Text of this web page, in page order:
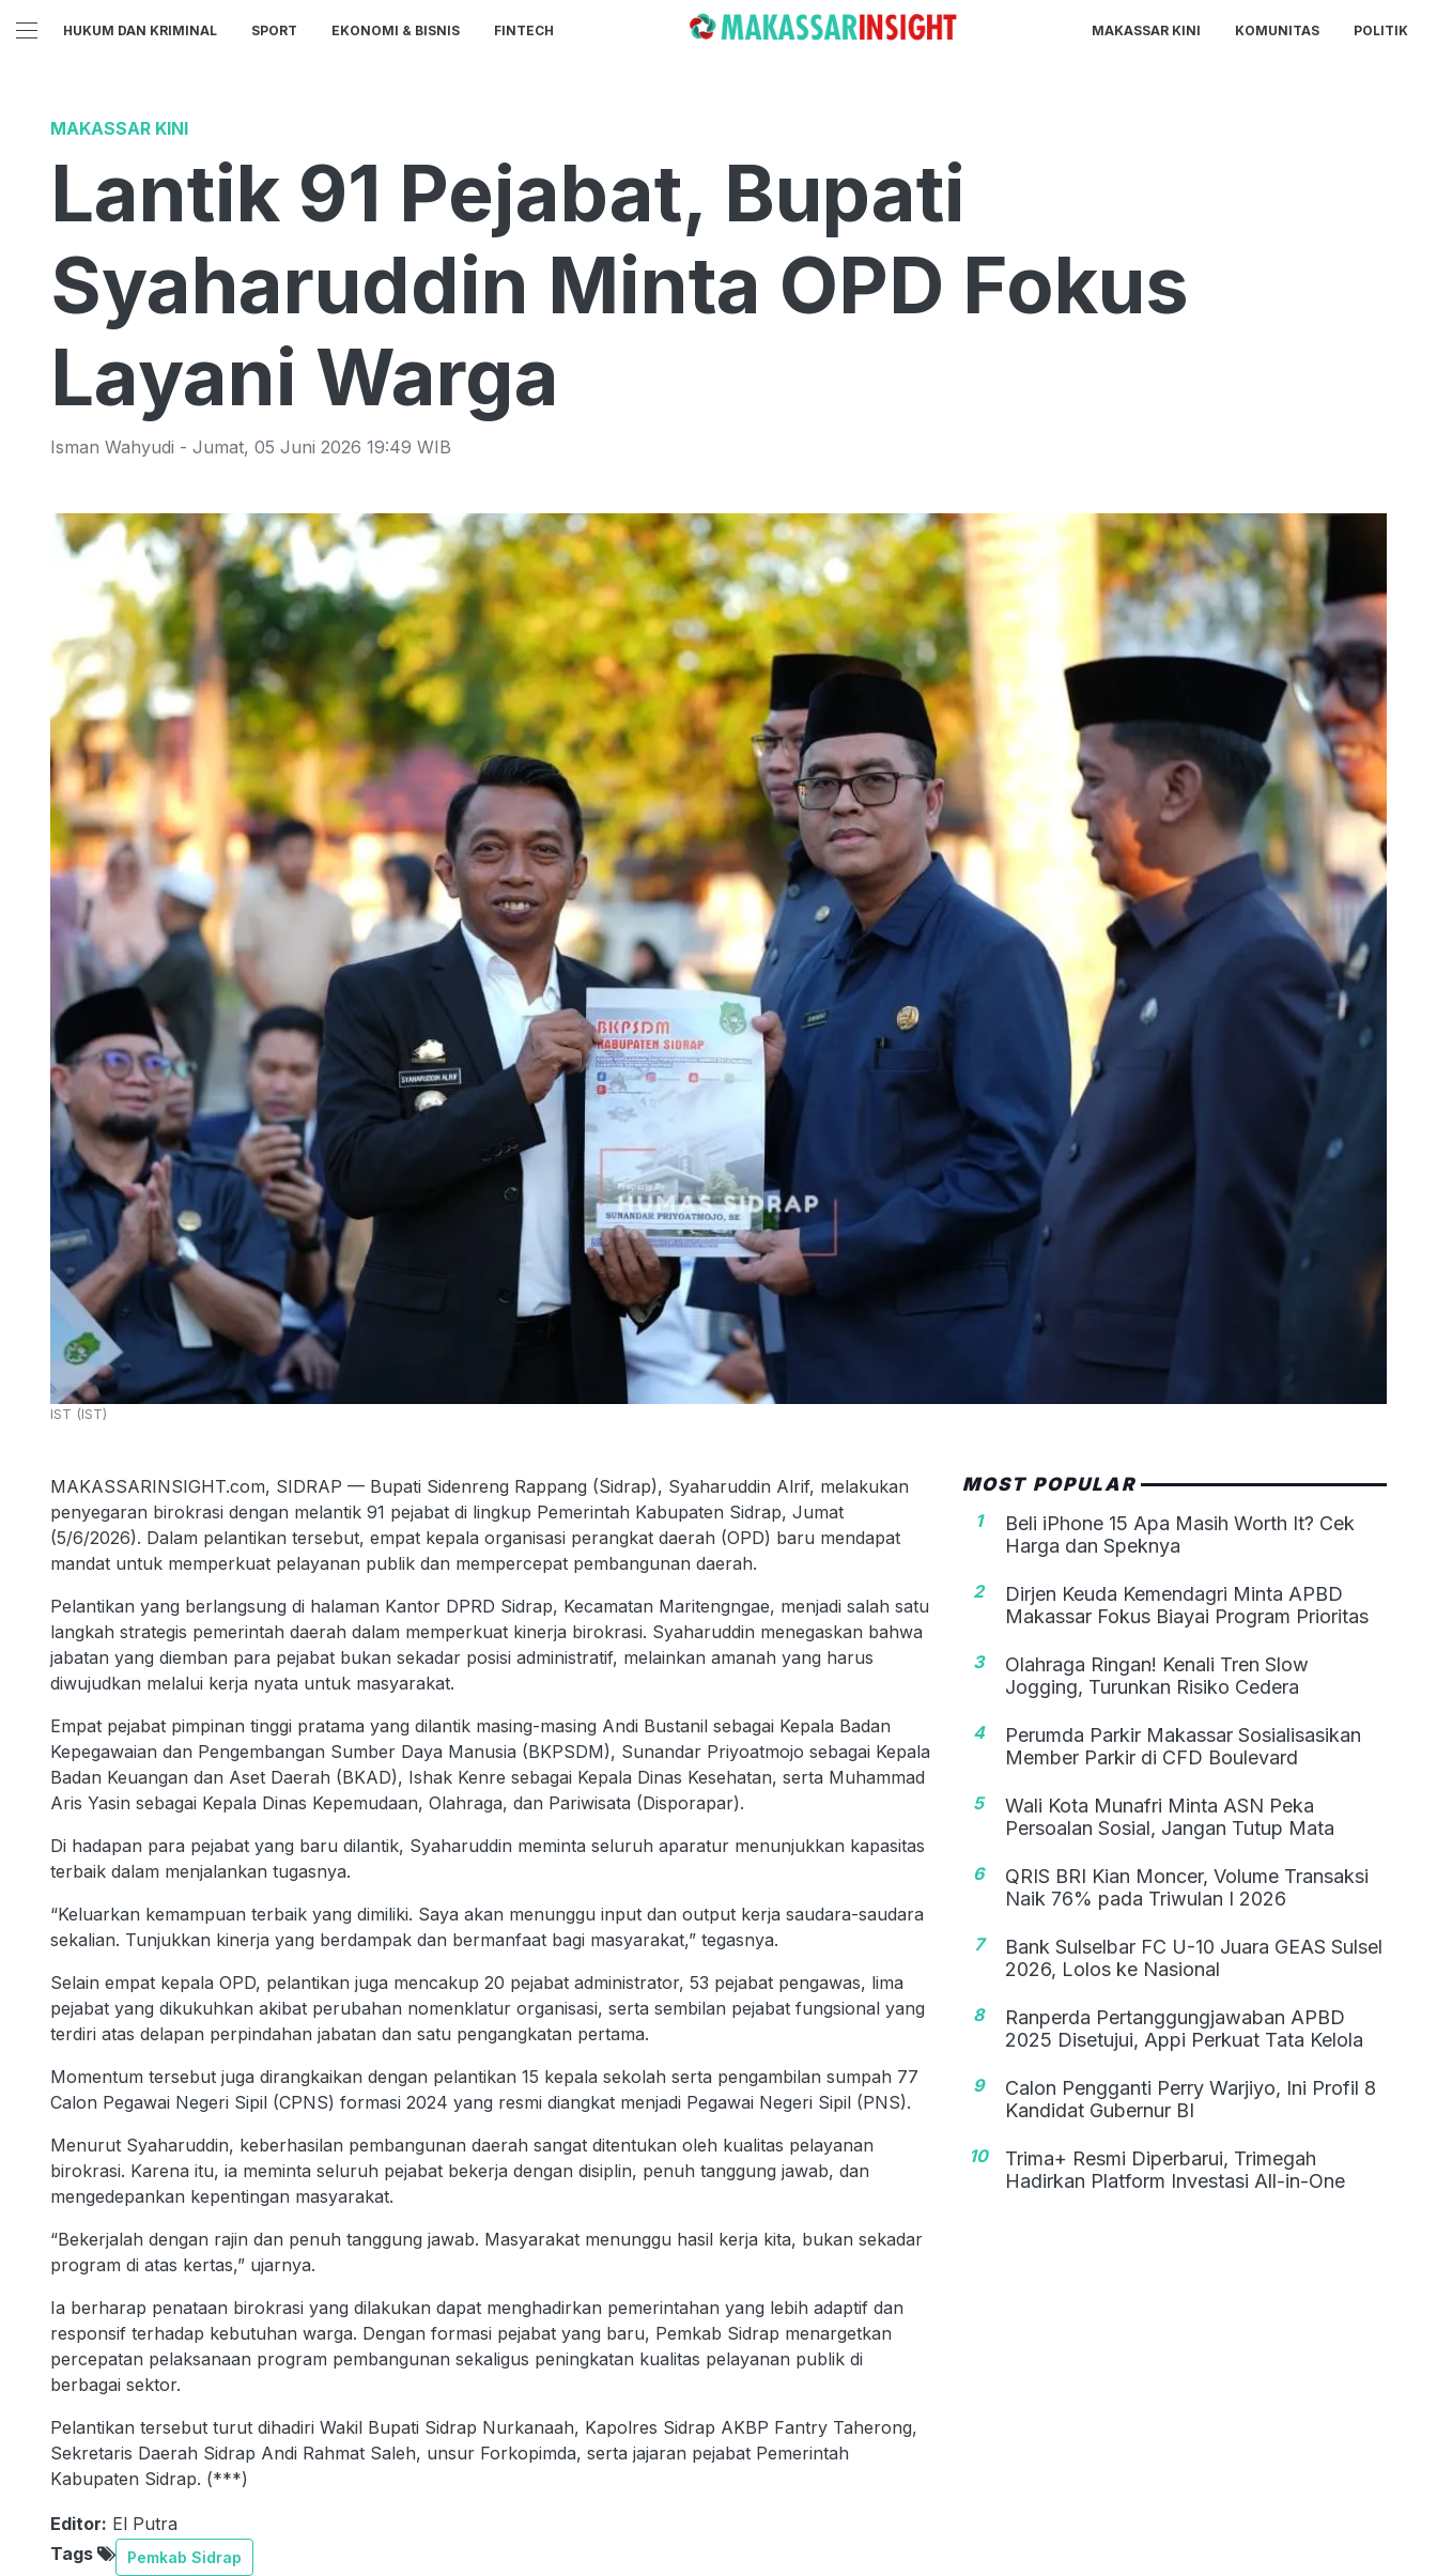
HUKUM DAN KRIMINAL SPORT EKONOMI & BISNIS FINTECH MAKASSAR KINI KOMUNITAS POLITIK
MAKASSAR KINI
Lantik 91 Pejabat, Bupati
Syaharuddin Minta OPD Fokus
Layani Warga
Isman Wahyudi - Jumat, 05 Juni 2026 19:49 WIB
IST (IST)
MAKASSARINSIGHT.com, SIDRAP — Bupati Sidenreng Rappang (Sidrap), Syaharuddin Alrif, melakukan
penyegaran birokrasi dengan melantik 91 pejabat di lingkup Pemerintah Kabupaten Sidrap, Jumat
(5/6/2026). Dalam pelantikan tersebut, empat kepala organisasi perangkat daerah (OPD) baru mendapat
mandat untuk memperkuat pelayanan publik dan mempercepat pembangunan daerah.
Pelantikan yang berlangsung di halaman Kantor DPRD Sidrap, Kecamatan Maritengngae, menjadi salah satu
langkah strategis pemerintah daerah dalam memperkuat kinerja birokrasi. Syaharuddin menegaskan bahwa
jabatan yang diemban para pejabat bukan sekadar posisi administratif, melainkan amanah yang harus
diwujudkan melalui kerja nyata untuk masyarakat.
Empat pejabat pimpinan tinggi pratama yang dilantik masing-masing Andi Bustanil sebagai Kepala Badan
Kepegawaian dan Pengembangan Sumber Daya Manusia (BKPSDM), Sunandar Priyoatmojo sebagai Kepala
Badan Keuangan dan Aset Daerah (BKAD), Ishak Kenre sebagai Kepala Dinas Kesehatan, serta Muhammad
Aris Yasin sebagai Kepala Dinas Kepemudaan, Olahraga, dan Pariwisata (Disporapar).
Di hadapan para pejabat yang baru dilantik, Syaharuddin meminta seluruh aparatur menunjukkan kapasitas
terbaik dalam menjalankan tugasnya.
“Keluarkan kemampuan terbaik yang dimiliki. Saya akan menunggu input dan output kerja saudara-saudara
sekalian. Tunjukkan kinerja yang berdampak dan bermanfaat bagi masyarakat,” tegasnya.
Selain empat kepala OPD, pelantikan juga mencakup 20 pejabat administrator, 53 pejabat pengawas, lima
pejabat yang dikukuhkan akibat perubahan nomenklatur organisasi, serta sembilan pejabat fungsional yang
terdiri atas delapan perpindahan jabatan dan satu pengangkatan pertama.
Momentum tersebut juga dirangkaikan dengan pelantikan 15 kepala sekolah serta pengambilan sumpah 77
Calon Pegawai Negeri Sipil (CPNS) formasi 2024 yang resmi diangkat menjadi Pegawai Negeri Sipil (PNS).
Menurut Syaharuddin, keberhasilan pembangunan daerah sangat ditentukan oleh kualitas pelayanan
birokrasi. Karena itu, ia meminta seluruh pejabat bekerja dengan disiplin, penuh tanggung jawab, dan
mengedepankan kepentingan masyarakat.
“Bekerjalah dengan rajin dan penuh tanggung jawab. Masyarakat menunggu hasil kerja kita, bukan sekadar
program di atas kertas,” ujarnya.
Ia berharap penataan birokrasi yang dilakukan dapat menghadirkan pemerintahan yang lebih adaptif dan
responsif terhadap kebutuhan warga. Dengan formasi pejabat yang baru, Pemkab Sidrap menargetkan
percepatan pelaksanaan program pembangunan sekaligus peningkatan kualitas pelayanan publik di
berbagai sektor.
Pelantikan tersebut turut dihadiri Wakil Bupati Sidrap Nurkanaah, Kapolres Sidrap AKBP Fantry Taherong,
Sekretaris Daerah Sidrap Andi Rahmat Saleh, unsur Forkopimda, serta jajaran pejabat Pemerintah
Kabupaten Sidrap. (***)
Editor: El Putra
Tags
Pemkab Sidrap
MOST POPULAR
1
Beli iPhone 15 Apa Masih Worth It? Cek
Harga dan Speknya
2
Dirjen Keuda Kemendagri Minta APBD
Makassar Fokus Biayai Program Prioritas
3
Olahraga Ringan! Kenali Tren Slow
Jogging, Turunkan Risiko Cedera
4
Perumda Parkir Makassar Sosialisasikan
Member Parkir di CFD Boulevard
5
Wali Kota Munafri Minta ASN Peka
Persoalan Sosial, Jangan Tutup Mata
6
QRIS BRI Kian Moncer, Volume Transaksi
Naik 76% pada Triwulan I 2026
7
Bank Sulselbar FC U-10 Juara GEAS Sulsel
2026, Lolos ke Nasional
8
Ranperda Pertanggungjawaban APBD
2025 Disetujui, Appi Perkuat Tata Kelola
9
Calon Pengganti Perry Warjiyo, Ini Profil 8
Kandidat Gubernur BI
10
Trima+ Resmi Diperbarui, Trimegah
Hadirkan Platform Investasi All-in-One